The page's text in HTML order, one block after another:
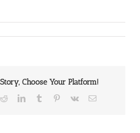
Choose Your Platform!
RedditLinkedInTumblr Pinterest
Vk Email